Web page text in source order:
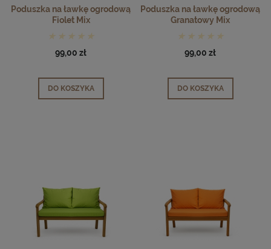
Poduszka na ławkę ogrodową
Fiolet Mix
99,00 zł
DO KOSZYKA
Poduszka na ławkę ogrodową
Granatowy Mix
99,00 zł
DO KOSZYKA